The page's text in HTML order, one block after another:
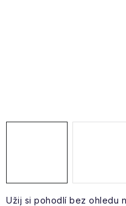
Užij si pohodlí bez ohledu